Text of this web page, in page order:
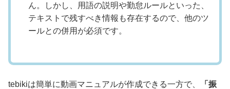
ん。しかし、用語の説明や勤怠ルールといった、
テキストで残すべき情報も存在するので、他のツ
ールとの併用が必須です。
tebikiは簡単に動画マニュアルが作成できる一方で、
「振